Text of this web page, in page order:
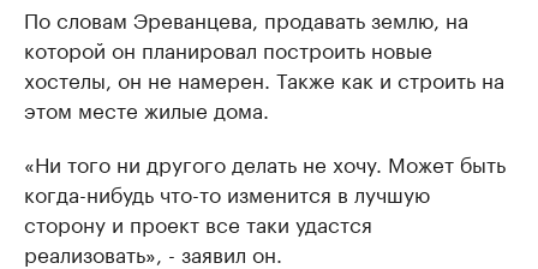
По словам Эреванцева, продавать землю, на
которой он планировал построить новые
хостелы, он не намерен. Также как и строить на
этом месте жилые дома.
«Ни того ни другого делать не хочу. Может быть
когда-нибудь что-то изменится в лучшую
сторону и проект все таки удастся
реализовать», - заявил он.